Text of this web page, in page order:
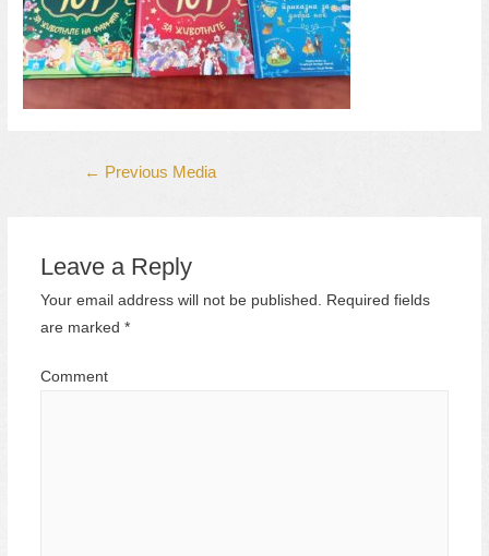
Post
← Previous Media
Leave a Reply
Your email address will not be published.
Required fields
are marked *
Comment